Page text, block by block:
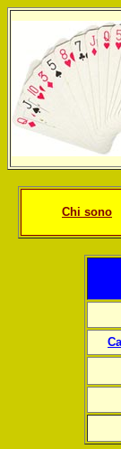
Chi sono